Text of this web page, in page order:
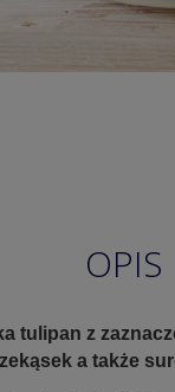
OPIS
tulipan z
a także